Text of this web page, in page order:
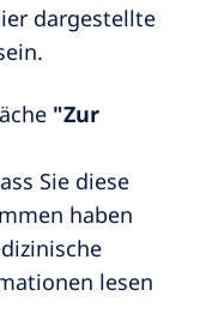
dargestellte
"Zur
Sie diese
haben
lesen